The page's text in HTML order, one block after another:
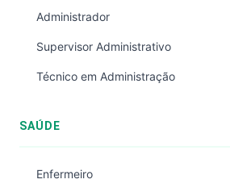
Administrador
Supervisor Administrativo
Técnico em Administração
SAÚDE
Enfermeiro